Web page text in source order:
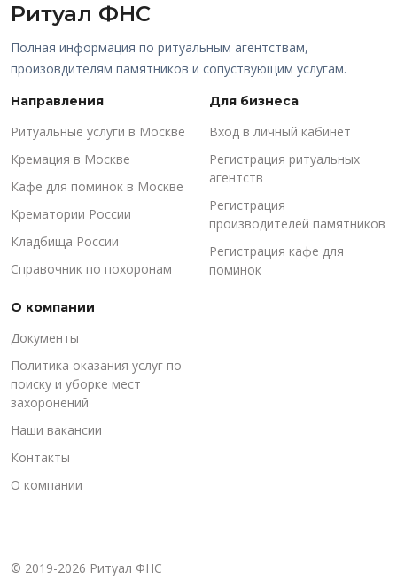
Ритуал ФНС
Полная информация по ритуальным агентствам,
произовдителям памятников и сопуствующим услугам.
Направления
Ритуальные услуги в Москве
Кремация в Москве
Кафе для поминок в Москве
Крематории России
Кладбища России
Справочник по похоронам
Для бизнеса
Вход в личный кабинет
Регистрация ритуальных
агентств
Регистрация
производителей памятников
Регистрация кафе для
поминок
О компании
Документы
Политика оказания услуг по
поиску и уборке мест
захоронений
Наши вакансии
Контакты
О компании
© 2019-2026 Ритуал ФНС